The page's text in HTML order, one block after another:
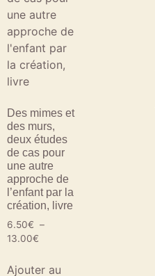
Des mimes et
des murs,
deux études
de cas pour
une autre
approche de
l’enfant par la
création, livre
6.50€ –
13.00€
Ajouter au